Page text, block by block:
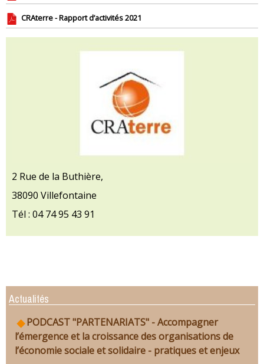
CRAterre - Rapport d’activités 2021
2 Rue de la Buthière,
38090 Villefontaine
Tél : 04 74 95 43 91
Actualités
PODCAST "PARTENARIATS" - Accompagner
l’émergence et la croissance des organisations de
l’économie sociale et solidaire - pratiques et enjeux